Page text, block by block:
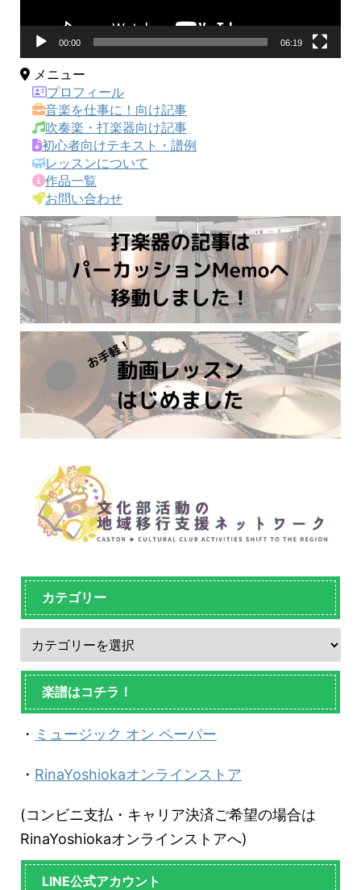
00:00 06:19
メニュー
プロフィール
音楽を仕事に！向け記事
吹奏楽・打楽器向け記事
初心者向けテキスト・譜例
レッスンについて
作品一覧
お問い合わせ
カテゴリー
楽譜はコチラ！
・ ミュージック オン ペーパー
・ RinaYoshiokaオンラインストア
(コンビニ支払・キャリア決済ご希望の場合は
RinaYoshiokaオンラインストアへ)
LINE公式アカウント